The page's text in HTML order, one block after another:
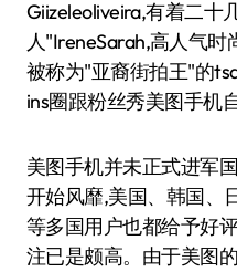
Giizeleoliveira,有着二十
人"IreneSarah,高人气
被称为"亚裔街拍王"的
ins圈跟粉丝秀美图手机
美图手机并未正式进军
开始风靡,美国、韩国、
等多国用户也都给予好
注已是颇高。由于美图